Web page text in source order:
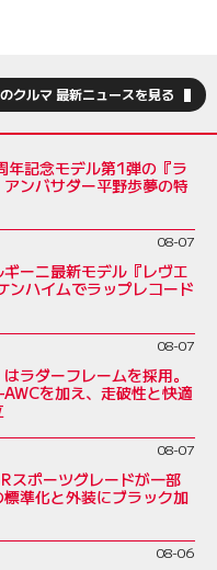
クルマ 最新ニュースを見る
年記念モデル第1弾の『ラ
ンバサダー平野歩夢の特
08-07
ーニ最新モデル『レヴエ
ンハイムでラップレコード
08-07
ラダーフレームを採用。
を加え、走破性と快適
08-07
スポーツグレードが一部
準化と外装にブラック加
08-06